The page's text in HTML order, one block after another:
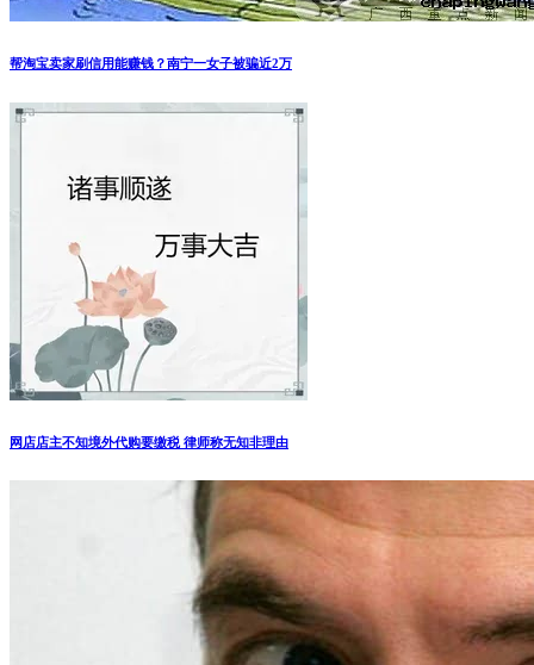
帮淘宝卖家刷信用能赚钱？南宁一女子被骗近2万
网店店主不知境外代购要缴税 律师称无知非理由